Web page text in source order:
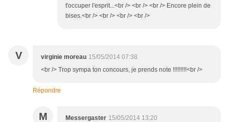
t'occuper l'esprit...<br /> <br /> <br /> Encore plein de
bises.<br /> <br /> <br /> <br />
V virginie moreau 15/05/2014 07:38
<br /> Trop sympa ton concours, je prends note !!!!!!!!!<br />
Répondre
M Messergaster 15/05/2014 13:20